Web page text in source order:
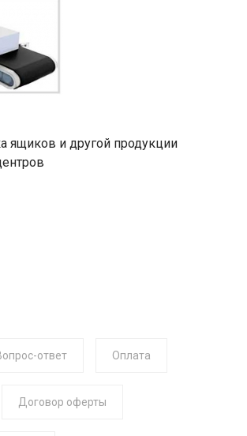
ящиков и другой продукции
ответ Оплата
Договор оферты